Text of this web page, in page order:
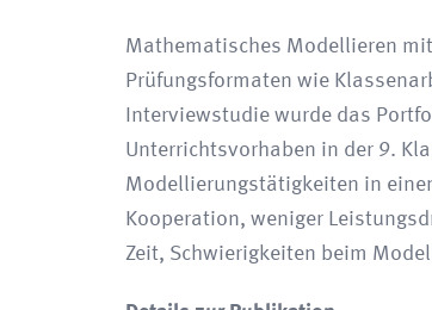
Mathematisches Modellieren
Prüfungsformaten wie
Interviewstudie wurde das
Unterrichtsvorhaben in der 9.
Modellierungstätigkeiten in
Kooperation, weniger
Zeit, Schwierigkeiten beim